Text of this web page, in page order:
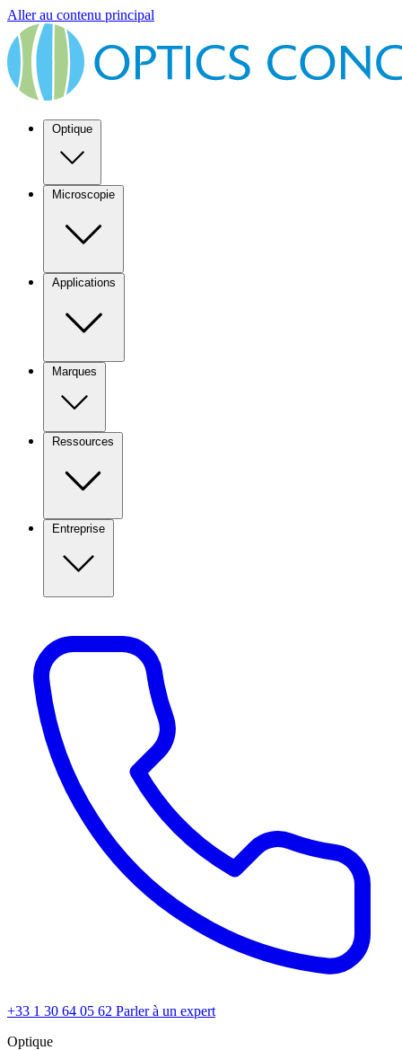
Aller au contenu principal
Optique
Microscopie
Applications
Marques
Ressources
Entreprise
+33 1 30 64 05 62 Parler à un expert
Optique